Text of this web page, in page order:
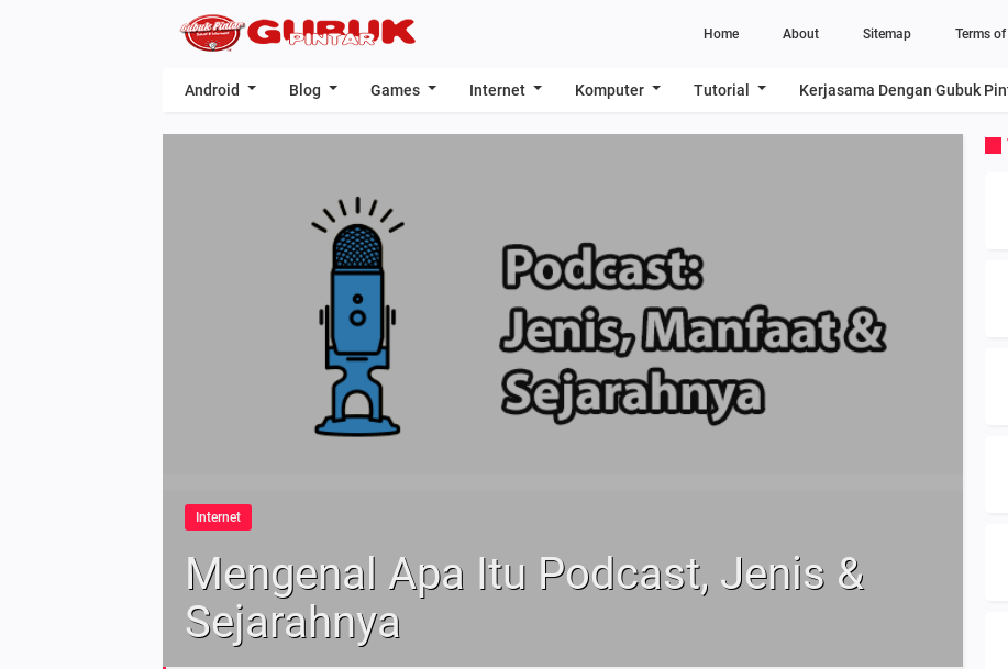
Home About Sitemap Terms
Android Blog Games Internet Komputer Tutorial Kerjasama Dengan Gubuk
Internet
Mengenal Apa Itu Podcast, Jenis &
Sejarahnya